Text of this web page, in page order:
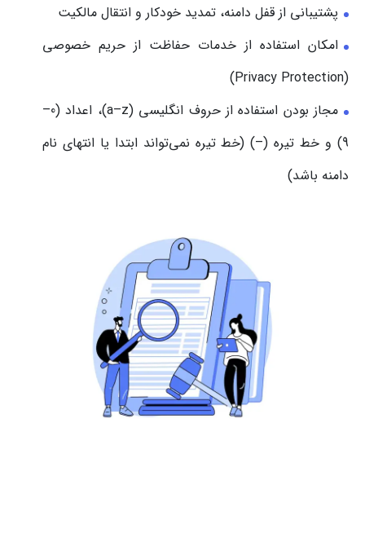
پشتیبانی از قفل دامنه، تمدید خودکار و انتقال مالکیت
امکان استفاده از خدمات حفاظت از حریم خصوصی
(Privacy Protection)
مجاز بودن استفاده از حروف انگلیسی (a–z)، اعداد (0–
9) و خط تیره (–) (خط تیره نمی‌تواند ابتدا یا انتهای نام
دامنه باشد)